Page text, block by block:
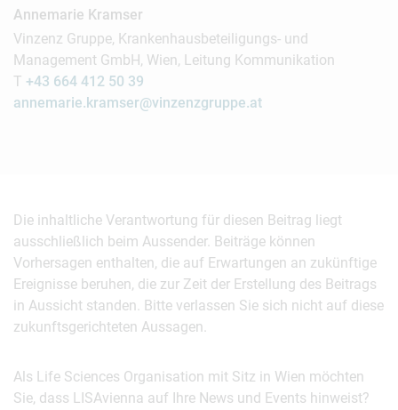
Annemarie Kramser
Vinzenz Gruppe, Krankenhausbeteiligungs- und
Management GmbH, Wien, Leitung Kommunikation
T +43 664 412 50 39
annemarie.kramser@vinzenzgruppe.at
Die inhaltliche Verantwortung für diesen Beitrag liegt
ausschließlich beim Aussender. Beiträge können
Vorhersagen enthalten, die auf Erwartungen an zukünftige
Ereignisse beruhen, die zur Zeit der Erstellung des Beitrags
in Aussicht standen. Bitte verlassen Sie sich nicht auf diese
zukunftsgerichteten Aussagen.
Als Life Sciences Organisation mit Sitz in Wien möchten
Sie, dass LISAvienna auf Ihre News und Events hinweist?